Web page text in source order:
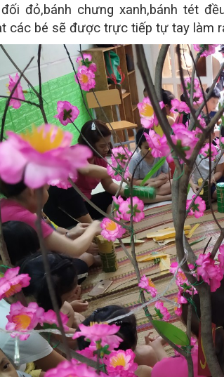
đỏ,bánh chưng xanh,bánh tét
các bé sẽ được trực tiếp tự tay làm